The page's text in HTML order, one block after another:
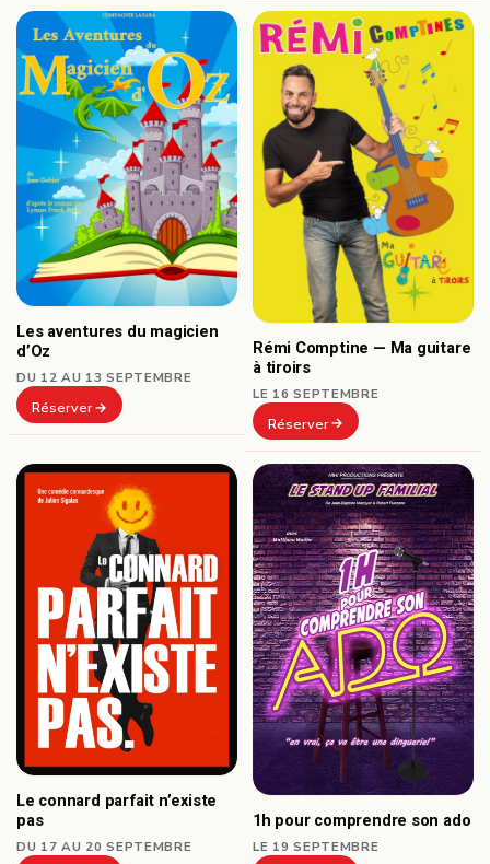
Les aventures du magicien
d’Oz
DU 12 AU 13 SEPTEMBRE
Réserver
Rémi Comptine — Ma guitare
à tiroirs
LE 16 SEPTEMBRE
Réserver
Le connard parfait n’existe
pas
DU 17 AU 20 SEPTEMBRE
1h pour comprendre son ado
LE 19 SEPTEMBRE